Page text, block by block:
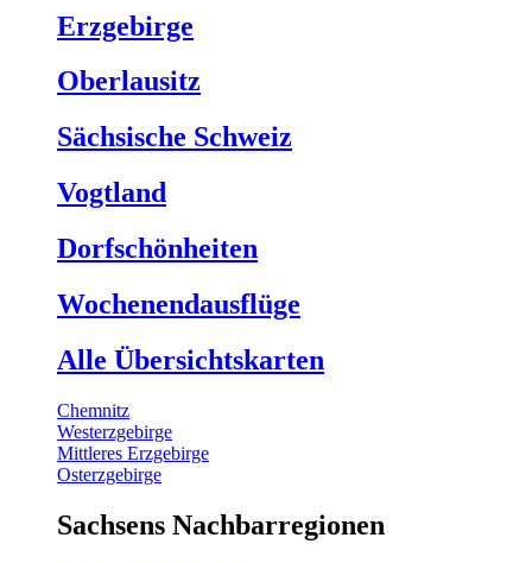
Erzgebirge
Oberlausitz
Sächsische Schweiz
Vogtland
Dorfschönheiten
Wochenendausflüge
Alle Übersichtskarten
Chemnitz
Westerzgebirge
Mittleres Erzgebirge
Osterzgebirge
Sachsens Nachbarregionen